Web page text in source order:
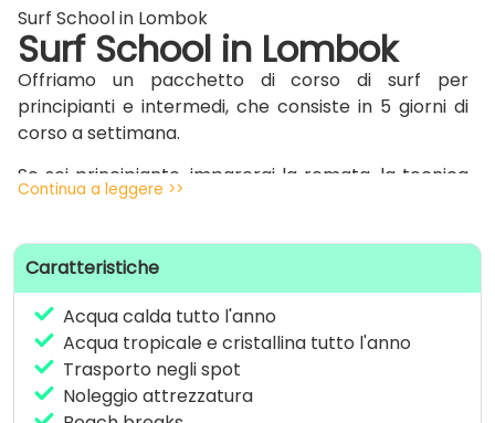
Surf School in Lombok
Surf School in Lombok
Offriamo un pacchetto di corso di surf per
principianti e intermedi, che consiste in 5 giorni di
corso a settimana.
Se sei principiante, imparerai la remata, la tecnica
di passare le onde e alzarti in piedi sulla tavola.
Se sei intermedio imparerai a migliorare la tua
tecnica e iniziare a manovrare sull’onda.
Nel pacchetto sono inclusi i transfer in spiaggia via
terra e via mare, il noleggio dell’attrezzatura
durante le ore di lezione e lycra.
Continua a leggere >>
Caratteristiche
Acqua calda tutto l'anno
Acqua tropicale e cristallina tutto l'anno
Trasporto negli spot
Noleggio attrezzatura